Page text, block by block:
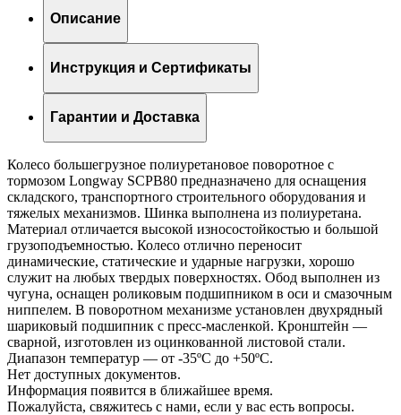
Описание
Инструкция и Сертификаты
Гарантии и Доставка
Колесо большегрузное полиуретановое поворотное с
тормозом Longway SCPB80 предназначено для оснащения
складского, транспортного строительного оборудования и
тяжелых механизмов. Шинка выполнена из полиуретана.
Материал отличается высокой износостойкостью и большой
грузоподъемностью. Колесо отлично переносит
динамические, статические и ударные нагрузки, хорошо
служит на любых твердых поверхностях. Обод выполнен из
чугуна, оснащен роликовым подшипником в оси и смазочным
ниппелем. В поворотном механизме установлен двухрядный
шариковый подшипник с пресс-масленкой. Кронштейн —
сварной, изготовлен из оцинкованной листовой стали.
Диапазон температур — от -35ºC до +50ºC.
Нет доступных документов.
Информация появится в ближайшее время.
Пожалуйста, свяжитесь с нами, если у вас есть вопросы.